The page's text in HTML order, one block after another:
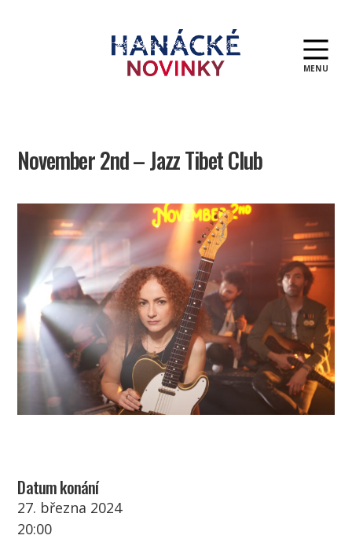
MENU
November 2nd – Jazz Tibet Club
Datum konání
27. března 2024
20:00